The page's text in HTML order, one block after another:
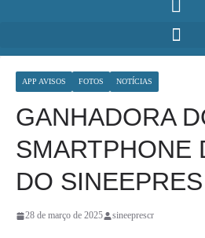
APP AVISOS FOTOS NOTÍCIAS
GANHADORA
SMARTPHONE
DO SINEEPRES
28 de março de 2025 sineeprescr